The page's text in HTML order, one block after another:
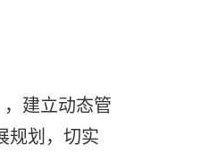
建立动态管
规划，切实